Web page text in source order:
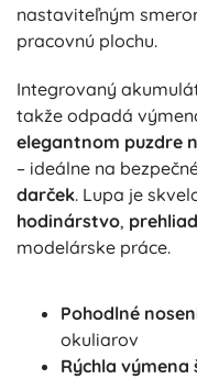
nastaviteľným
pracovnú plochu.
Integrovaný
takže odpadá
elegantnom puzdre
– ideálne na
darček. Lupa je
hodinárstvo,
modelárske práce.
Pohodlné
okuliarov
Rýchla výmena